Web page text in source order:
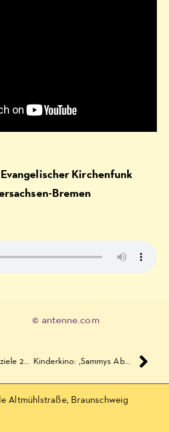
Kirchenfunk
Bremen
ClicClac Ausflugsziele 2019 Kinderkino: ‚Sammys Abenteuer‘
Altmühlstraße, Braunschweig